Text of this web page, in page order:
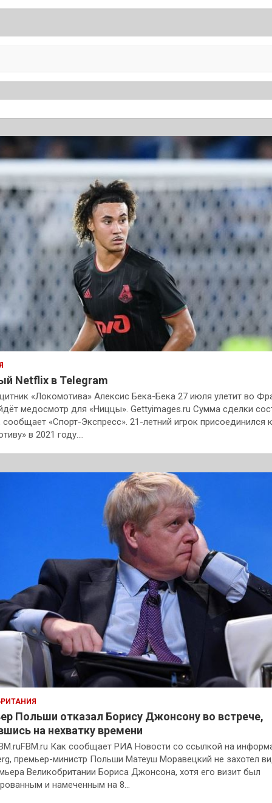
Netflix в Telegram
«Локомотива» Алексис Бека-Бека 27 июля улетит во
медосмотр для «Ниццы». Gettyimages.ru Сумма сделки
сообщает «Спорт-Экспресс». 21-летний игрок присоединился к
в 2021 году.…
Польши отказал Борису Джонсону во встрече,
на нехватку времени
Как сообщает РИА Новости со ссылкой на
премьер-министр Польши Матеуш Моравецкий не захотел
Великобритании Бориса Джонсона, хотя его визит был
и намеченным на 8…